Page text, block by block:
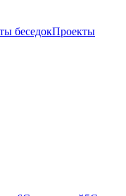
беседокПроекты